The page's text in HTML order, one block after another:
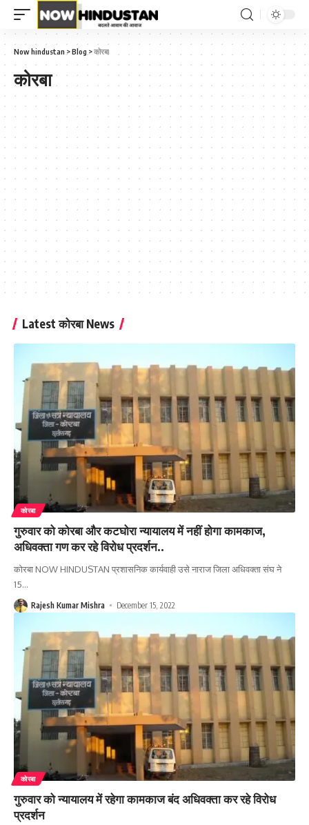
Now hindustan >Blog >कोरबा
कोरबा
Latest कोरबा News
कोरबा
गुरुवार को कोरबा और कटघोरा न्यायालय में नहीं होगा कामकाज,
अधिवक्ता गण कर रहे विरोध प्रदर्शन..
कोरबा NOW HINDUSTAN प्रशासनिक कार्यवाही उसे नाराज जिला अधिवक्ता संघ ने
15…
Rajesh Kumar Mishra December 15, 2022
कोरबा
गुरुवार को न्यायालय में रहेगा कामकाज बंद अधिवक्ता कर रहे विरोध
प्रदर्शन